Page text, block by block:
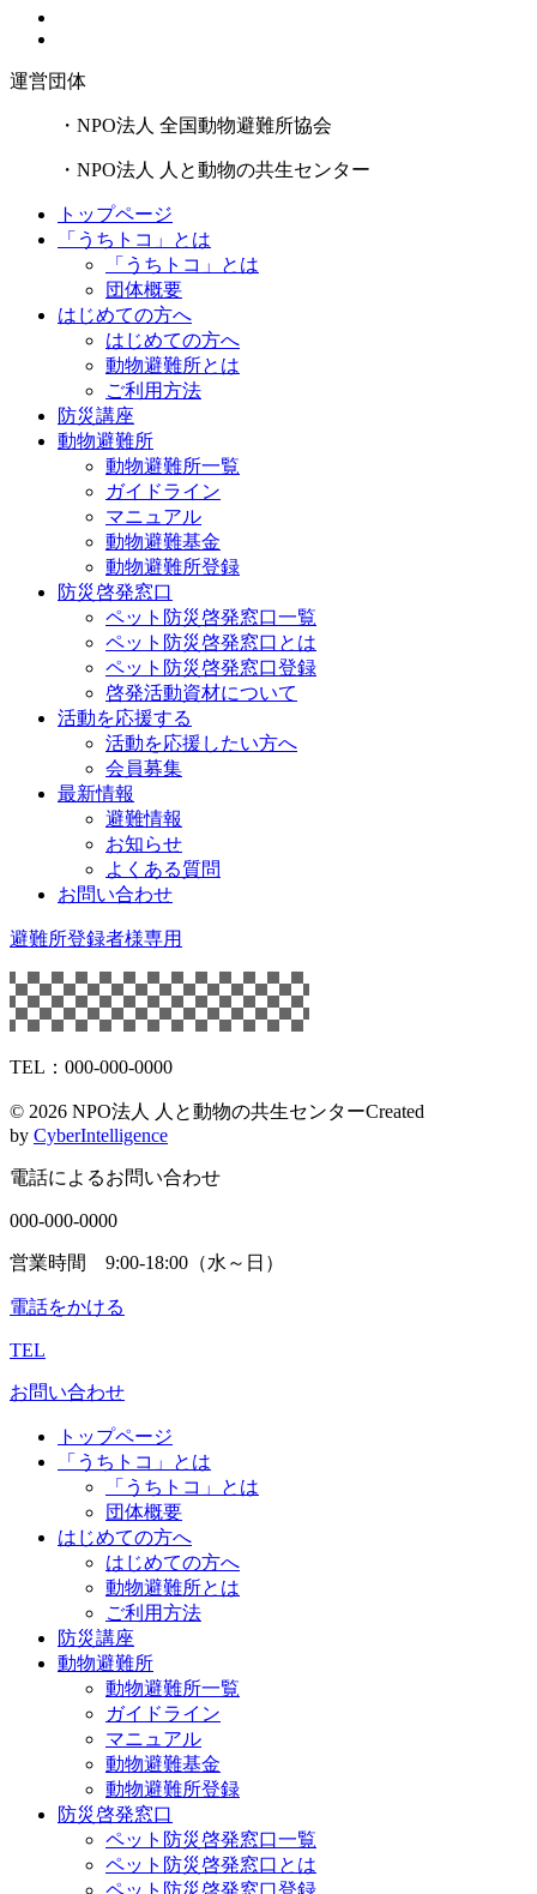
運営団体
・NPO法人 全国動物避難所協会
・NPO法人 人と動物の共生センター
トップページ
「うちトコ」とは
「うちトコ」とは
団体概要
はじめての方へ
はじめての方へ
動物避難所とは
ご利用方法
防災講座
動物避難所
動物避難所一覧
ガイドライン
マニュアル
動物避難基金
動物避難所登録
防災啓発窓口
ペット防災啓発窓口一覧
ペット防災啓発窓口とは
ペット防災啓発窓口登録
啓発活動資材について
活動を応援する
活動を応援したい方へ
会員募集
最新情報
避難情報
お知らせ
よくある質問
お問い合わせ
避難所登録者様専用
TEL：000-000-0000
© 2026 NPO法人 人と動物の共生センターCreated
by CyberIntelligence
電話によるお問い合わせ
000-000-0000
営業時間 9:00-18:00（水～日）
電話をかける
TEL
お問い合わせ
トップページ
「うちトコ」とは
「うちトコ」とは
団体概要
はじめての方へ
はじめての方へ
動物避難所とは
ご利用方法
防災講座
動物避難所
動物避難所一覧
ガイドライン
マニュアル
動物避難基金
動物避難所登録
防災啓発窓口
ペット防災啓発窓口一覧
ペット防災啓発窓口とは
ペット防災啓発窓口登録